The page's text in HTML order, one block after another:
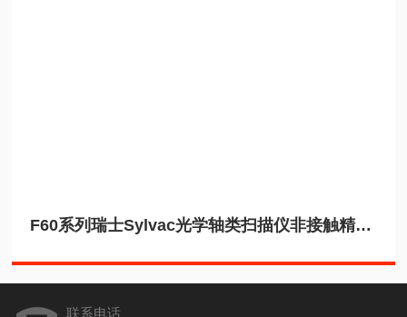
F60系列瑞士Sylvac光学轴类扫描仪非接触精密测量
联系电话